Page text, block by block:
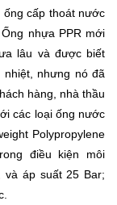
ống cấp thoát nước
nhựa PPR mới
lâu và được biết
nhưng nó đã
hàng, nhà thầu
các loại ống nước
Polypropylene
điều kiện môi
áp suất 25 Bar;